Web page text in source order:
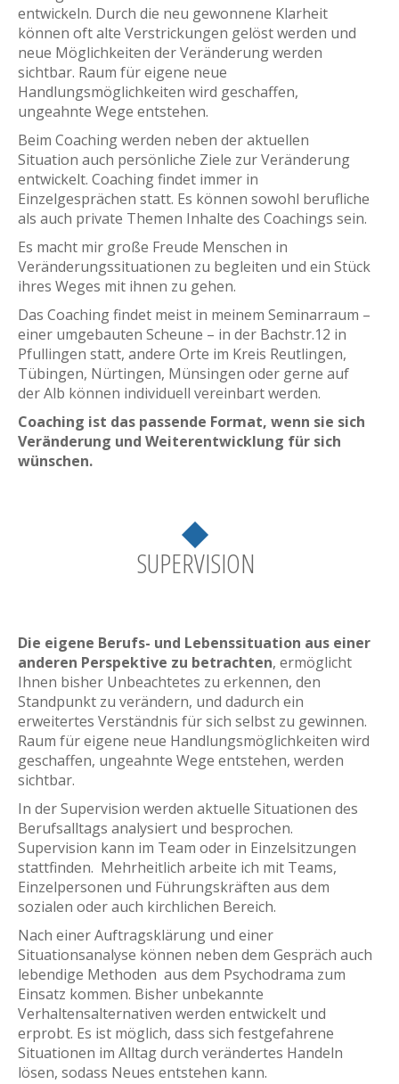
entwickeln. Durch die neu gewonnene Klarheit
können oft alte Verstrickungen gelöst werden und
neue Möglichkeiten der Veränderung werden
sichtbar. Raum für eigene neue
Handlungsmöglichkeiten wird geschaffen,
ungeahnte Wege entstehen.
Beim Coaching werden neben der aktuellen
Situation auch persönliche Ziele zur Veränderung
entwickelt. Coaching findet immer in
Einzelgesprächen statt. Es können sowohl berufliche
als auch private Themen Inhalte des Coachings sein.
Es macht mir große Freude Menschen in
Veränderungssituationen zu begleiten und ein Stück
ihres Weges mit ihnen zu gehen.
Das Coaching findet meist in meinem Seminarraum –
einer umgebauten Scheune – in der Bachstr.12 in
Pfullingen statt, andere Orte im Kreis Reutlingen,
Tübingen, Nürtingen, Münsingen oder gerne auf
der Alb können individuell vereinbart werden.
Coaching ist das passende Format, wenn sie sich
Veränderung und Weiterentwicklung für sich
wünschen.
SUPERVISION
Die eigene Berufs- und Lebenssituation aus einer
anderen Perspektive zu betrachten, ermöglicht
Ihnen bisher Unbeachtetes zu erkennen, den
Standpunkt zu verändern, und dadurch ein
erweitertes Verständnis für sich selbst zu gewinnen.
Raum für eigene neue Handlungsmöglichkeiten wird
geschaffen, ungeahnte Wege entstehen, werden
sichtbar.
In der Supervision werden aktuelle Situationen des
Berufsalltags analysiert und besprochen.
Supervision kann im Team oder in Einzelsitzungen
stattfinden. Mehrheitlich arbeite ich mit Teams,
Einzelpersonen und Führungskräften aus dem
sozialen oder auch kirchlichen Bereich.
Nach einer Auftragsklärung und einer
Situationsanalyse können neben dem Gespräch auch
lebendige Methoden aus dem Psychodrama zum
Einsatz kommen. Bisher unbekannte
Verhaltensalternativen werden entwickelt und
erprobt. Es ist möglich, dass sich festgefahrene
Situationen im Alltag durch verändertes Handeln
lösen, sodass Neues entstehen kann.